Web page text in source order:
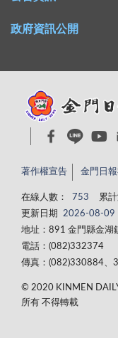
政府資訊公開
著作權宣告 金門日
在線人數： 753 累
更新日期
2026-08-09
地址：891 金門縣金湖
電話：(082)332374
傳真：(082)330884、
© 2020 KINMEN
所有 不得轉載